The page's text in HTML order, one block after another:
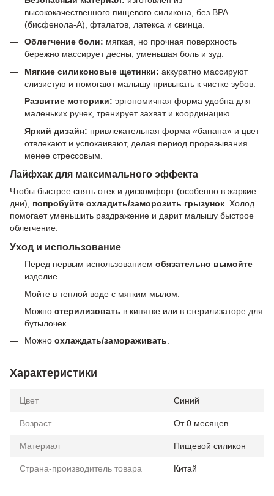
высококачественного пищевого силикона, без BPA
(бисфенола-А), фталатов, латекса и свинца.
Облегчение боли: мягкая, но прочная поверхность
бережно массирует десны, уменьшая боль и зуд.
Мягкие силиконовые щетинки: аккуратно массируют
слизистую и помогают малышу привыкать к чистке зубов.
Развитие моторики: эргономичная форма удобна для
маленьких ручек, тренирует захват и координацию.
Яркий дизайн: привлекательная форма «банана» и цвет
отвлекают и успокаивают, делая период прорезывания
менее стрессовым.
Лайфхак для максимального эффекта
Чтобы быстрее снять отек и дискомфорт (особенно в жаркие
дни), попробуйте охладить/заморозить грызунок. Холод
помогает уменьшить раздражение и дарит малышу быстрое
облегчение.
Уход и использование
Перед первым использованием обязательно вымойте
изделие.
Мойте в теплой воде с мягким мылом.
Можно стерилизовать в кипятке или в стерилизаторе для
бутылочек.
Можно охлаждать/замораживать.
Характеристики
Цвет Синий
Возраст От 0 месяцев
Материал Пищевой силикон
Страна-производитель товара Китай